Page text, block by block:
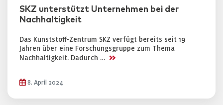
SKZ unterstützt Unternehmen bei der
Nachhaltigkeit
Das Kunststoff-Zentrum SKZ verfügt bereits seit 19
Jahren über eine Forschungsgruppe zum Thema
Nachhaltigkeit. Dadurch … >>
8. April 2024